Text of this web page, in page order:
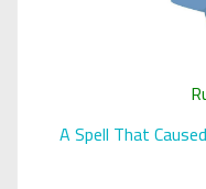
A Spell That